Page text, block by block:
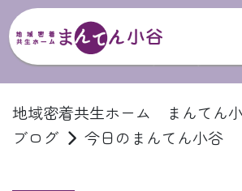
地域密着共生ホーム まんてん
ブログ
今日のまんてん小谷